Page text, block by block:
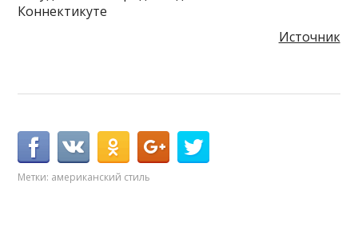
Источник
Метки: американский стиль